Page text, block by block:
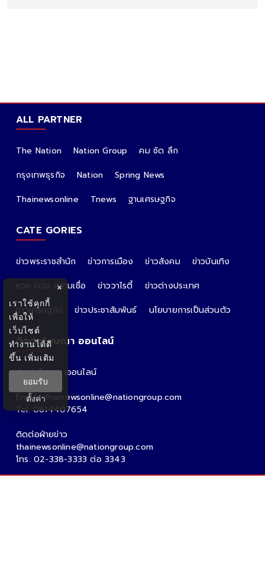
ALL PARTNER
The Nation Nation Group
คม ชัด ลึก
กรุงเทพธุรกิจ
Nation
Spring News
Thainewsonline
Tnews ฐานเศรษฐกิจ
CATE GORIES
ข่าวพระราชสำนัก ข่าวการเมือง ข่าวสังคม
ข่าวบันเทิง
หวย ดวง ความเชื่อ
ข่าววาไรตี้
ข่าวต่างประเทศ
ข่าวเศรษฐกิจ
ข่าวประชาสัมพันธ์ นโยบายการเป็นส่วนตัว
ติดต่อโฆษณา ออนไลน์
ติดต่อโฆษณาออนไลน์
คุณอ้อ
Email : thainewsonline@nationgroup.com
Tel: 0814407654
ติดต่อฝ่ายข่าว
thainewsonline@nationgroup.com
โทร. 02-338-3333 ต่อ 3343
×
เราใช้คุกกี้
เพื่อให้
เว็บไซต์
ทำงานได้ดี
ขึ้น เพิ่มเติม
ยอมรับ
ตั้งค่า